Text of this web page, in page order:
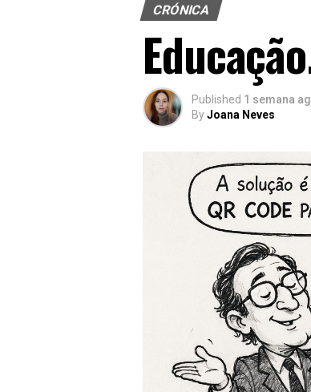
CRÓNICA
Published 1 semana
ByJoana Neves